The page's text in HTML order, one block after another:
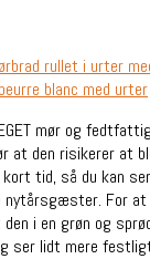
mør og
at den risikerer at
kort tid, så du kan
For at
i en grøn og
ser lidt mere